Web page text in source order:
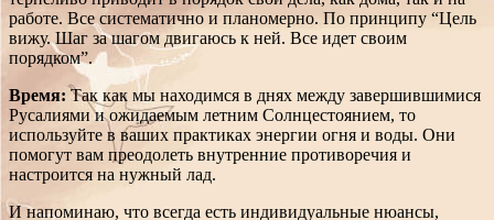
работе. Все систематично и планомерно. По принципу “Цель
вижу. Шаг за шагом двигаюсь к ней. Все идет своим
порядком”.
Время: Так как мы находимся в днях между завершившимися
Русалиями и ожидаемым летним Солнцестоянием, то
используйте в ваших практиках энергии огня и воды. Они
помогут вам преодолеть внутренние противоречия и
настроится на нужный лад.
И напоминаю, что всегда есть индивидуальные нюансы,